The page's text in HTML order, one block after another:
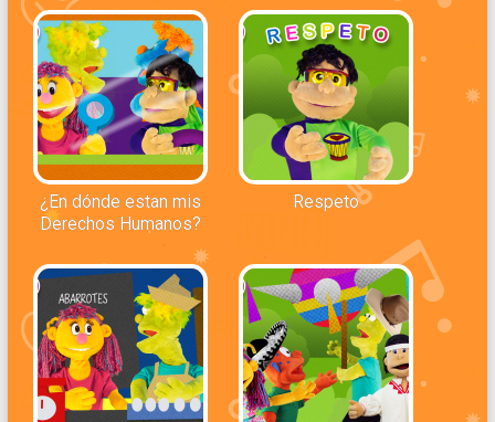
¿En dónde estan mis
Derechos Humanos?
Respeto